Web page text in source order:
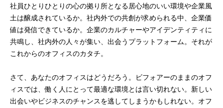
社員ひとりひとりの心の拠り所となる居心地のいい環境や企業風
土は醸成されているか。 社内外での共創が求められる中、企業価
値は発信できているか。 企業のカルチャーやアイデンティティに
共鳴し、 社内外の人々が集い、出会うプラットフォーム。 それが
これからのオフィスのカタチ。
さて、あなたのオフィスはどうだろう。
ビフォアーのままのオフ
ィスでは、働く人にとって最適な環境とは言い切れない。新しい
出会いやビジネスのチャンスを逃してしまうかもしれない。 オフ